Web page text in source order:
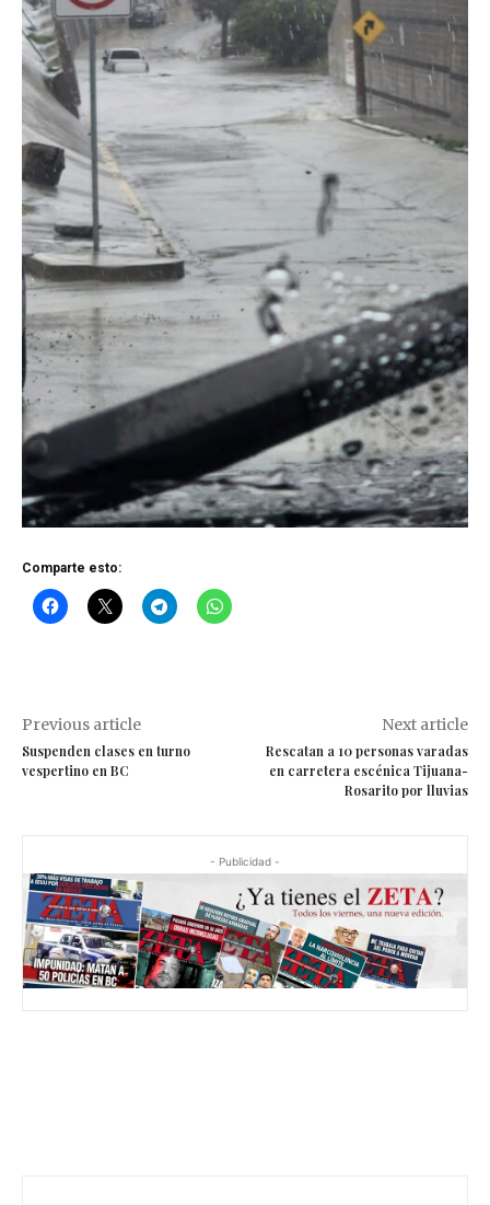
Comparte esto:
Previous article
Suspenden clases en turno
vespertino en BC
Next article
Rescatan a 10 personas varadas
en carretera escénica Tijuana-
Rosarito por lluvias
- Publicidad -